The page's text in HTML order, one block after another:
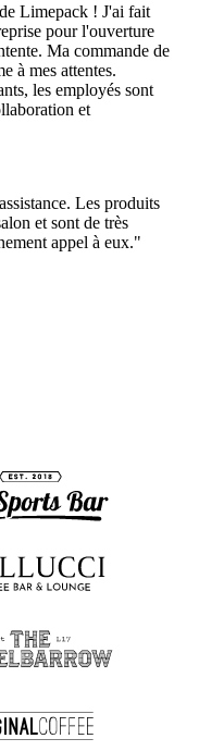
Limepack ! J'ai fait
pour l'ouverture
Ma commande de
à mes attentes.
les employés sont
et
Les produits
et sont de très
appel à eux."